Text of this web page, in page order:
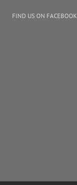
FIND US ON FACEBOOK